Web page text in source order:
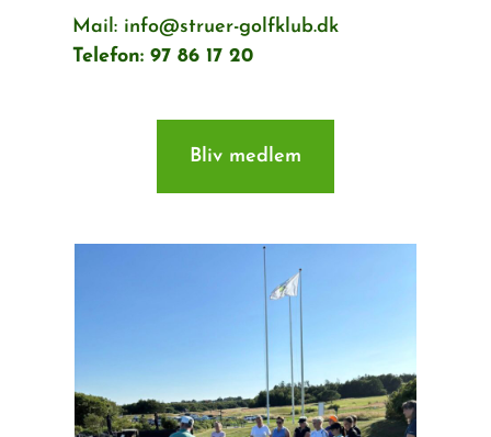
Mail: info@struer-golfklub.dk
Telefon: 97 86 17 20
Bliv medlem